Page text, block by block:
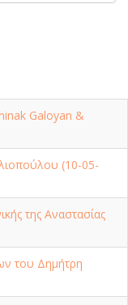
Galoyan &
(10-05-
της Αναστασίας
του Δημήτρη